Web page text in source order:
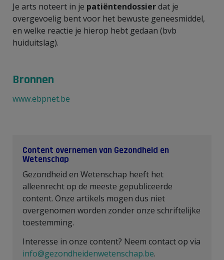
Je arts noteert in je patiëntendossierdat je
overgevoelig bent voor het bewuste geneesmiddel,
en welke reactie je hierop hebt gedaan (bvb
huiduitslag).
Bronnen
www.ebpnet.be
Content overnemen van Gezondheid en
Wetenschap
Gezondheid en Wetenschap heeft het
alleenrecht op de meeste gepubliceerde
content. Onze artikels mogen dus niet
overgenomen worden zonder onze schriftelijke
toestemming.
Interesse in onze content? Neem contact op via
info@gezondheidenwetenschap.be.